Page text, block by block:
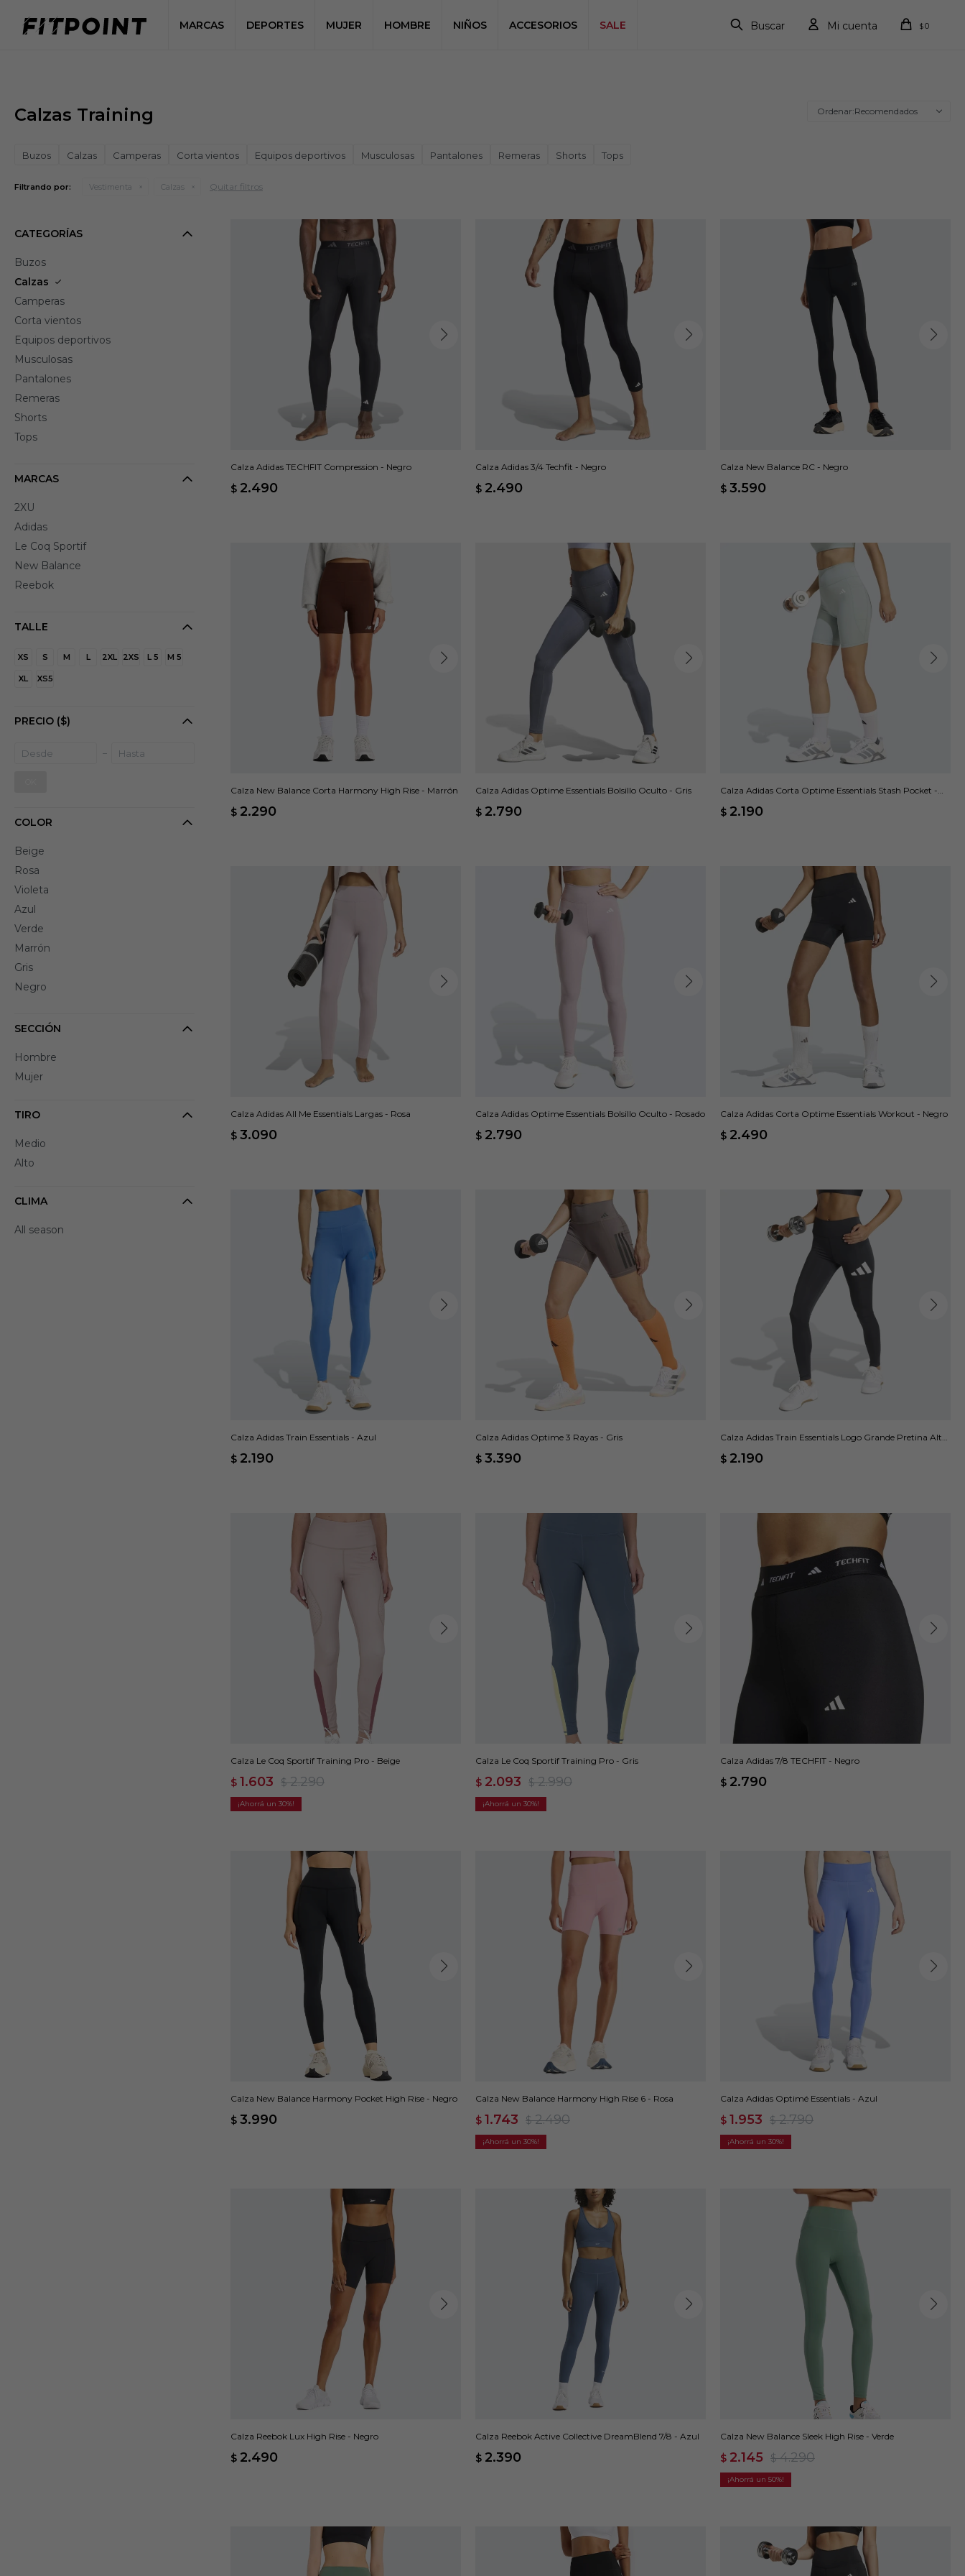
MARCAS DEPORTES MUJER HOMBRE NIÑOS ACCESORIOS SALE $0
Calzas Training Recomendados
Buzos Calzas Camperas Corta vientos Equipos deportivos Musculosas Pantalones Remeras Shorts Tops
Filtrando por: Vestimenta Calzas Quitar filtros
Calza Adidas TECHFIT Compression - Negro
$ 2.490
Calza Adidas 3/4 Techfit - Negro
$ 2.490
Calza New Balance RC - Negro
$ 3.590
Calza New Balance Corta Harmony High Rise - Marrón
$ 2.290
Calza Adidas Optime Essentials Bolsillo Oculto - Gris
$ 2.790
Calza Adidas Corta Optime Essentials Stash Pocket -
$ 2.190
Calza Adidas All Me Essentials Largas - Rosa
$ 3.090
Calza Adidas Optime Essentials Bolsillo Oculto - Rosado
$ 2.790
Calza Adidas Corta Optime Essentials Workout - Negro
$ 2.490
Calza Adidas Train Essentials - Azul
$ 2.190
Calza Adidas Optime 3 Rayas - Gris
$ 3.390
Calza Adidas Train Essentials Logo Grande Pretina Alta
$ 2.190
Calza Le Coq Sportif Training Pro - Beige
$ 1.603 $ 2.290
30
Calza Le Coq Sportif Training Pro - Gris
$ 2.093 $ 2.990
30
Calza Adidas 7/8 TECHFIT - Negro
$ 2.790
Calza New Balance Harmony Pocket High Rise - Negro
$ 3.990
Calza New Balance Harmony High Rise 6 - Rosa
$ 1.743 $ 2.490
30
Calza Adidas Optimé Essentials - Azul
$ 1.953 $ 2.790
30
Calza Reebok Lux High Rise - Negro
$ 2.490
Calza Reebok Active Collective DreamBlend 7/8 - Azul
$ 2.390
Calza New Balance Sleek High Rise - Verde
$ 2.145 $ 4.290
50
CATEGORÍAS
Buzos
Calzas
Camperas
Corta vientos
Equipos deportivos
Musculosas
Pantalones
Remeras
Shorts
Tops
MARCAS
2XU
Adidas
Le Coq Sportif
New Balance
Reebok
TALLE
XS S M L 2XL 2XS L 5 M 5
XL XS5
PRECIO ($)
COLOR
Beige
Rosa
Violeta
Azul
Verde
Marrón
Gris
Negro
SECCIÓN
Hombre
Mujer
TIRO
Medio
Alto
CLIMA
All season